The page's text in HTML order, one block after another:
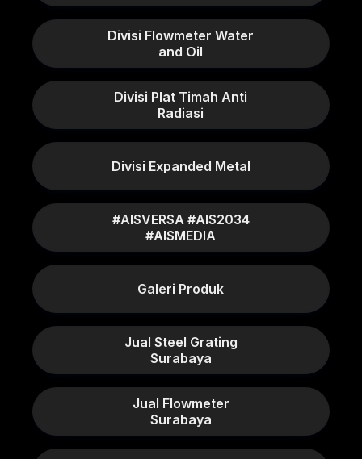
Divisi Flowmeter Water
and Oil
Divisi Plat Timah Anti
Radiasi
Divisi Expanded Metal
#AISVERSA #AIS2034
#AISMEDIA
Galeri Produk
Jual Steel Grating
Surabaya
Jual Flowmeter
Surabaya